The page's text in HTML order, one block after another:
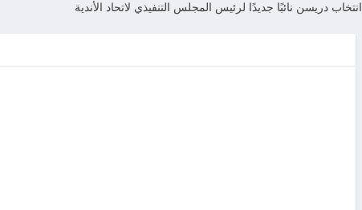
انتخاب دريسن نائبًا جديدًا لرئيس المجلس التنفيذي لاتحاد الأندية